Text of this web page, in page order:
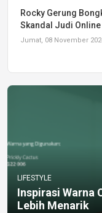
Rocky Gerung
Skandal Judi
Jumat, 08 November
LIFESTYLE
Inspirasi Warna
Lebih Menarik